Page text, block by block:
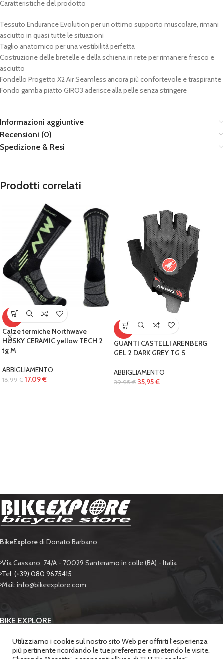
Caratteristiche del prodotto
Tessuto Endurance Evolution per un ottimo supporto muscolare, rimani
asciutto in quasi tutte le situazioni
Taglio anatomico per una vestibilità perfetta
Costruzione delle bretelle e della schiena in rete per rimanere fresco e
asciutto
Fondello Progetto X2 Air Seamless ancora più confortevole e traspirante
Fondo gamba piatto GIRO3 aderisce alla pelle senza stringere
Informazioni aggiuntive
Recensioni (0)
Spedizione & Resi
Prodotti correlati
-10%
Calze termiche Northwave
HUSKY CERAMIC yellow TECH 2
tg M
ABBIGLIAMENTO
18,99€ 17,09€
-10%
GUANTI CASTELLI ARENBERG
GEL 2 DARK GREY TG S
ABBIGLIAMENTO
39,95€ 35,95€
BikeExploredi Donato Barbano
Via Cassano, 74/A - 70029 Santeramo in colle (BA) - Italia
Tel: (+39) 080 9675415
Mail: info@bikeexplore.com
BIKE EXPLORE
SUPPORTO
Utilizziamo i cookie sul nostro sito Web per offrirti l'esperienza
più pertinente ricordando le tue preferenze e ripetendo le visite.